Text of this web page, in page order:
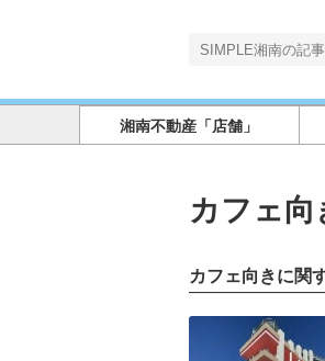
湘南不動産「店舗」
カフェ向
カフェ向きに関